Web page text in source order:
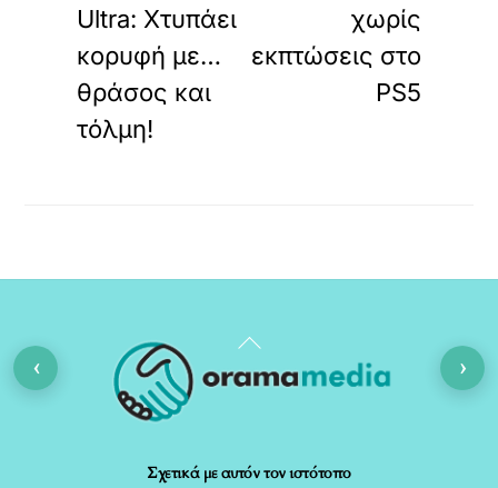
Ultra: Χτυπάει
κορυφή με…
θράσος και
τόλμη!
χωρίς
εκπτώσεις στο
PS5
Back
To
Σχετικά με αυτόν τον ιστότοπο
‹ ›